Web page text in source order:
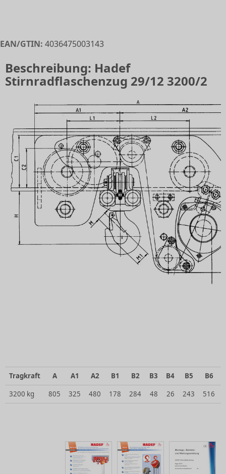
EAN/GTIN: 4036475003143
Beschreibung: Hadef
Stirnradflaschenzug 29/12 3200/2
Tragkraft A A1 A2 B1 B2 B3 B4 B5
B6
3200 kg
805 325 480 178 284 48 26 243 516